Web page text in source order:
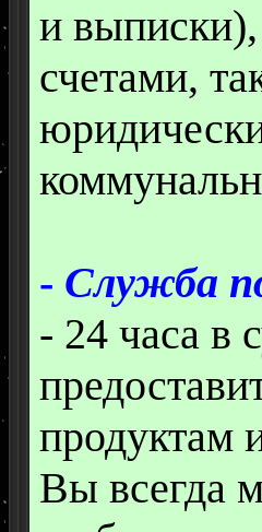
и
счетами,
- Служба
- 24 часа в
продуктам
Вы всегда